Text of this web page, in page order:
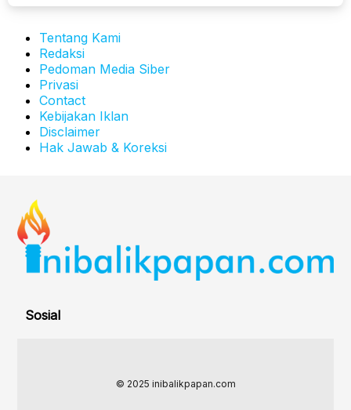
Tentang Kami
Redaksi
Pedoman Media Siber
Privasi
Contact
Kebijakan Iklan
Disclaimer
Hak Jawab & Koreksi
Sosial
© 2025 inibalikpapan.com